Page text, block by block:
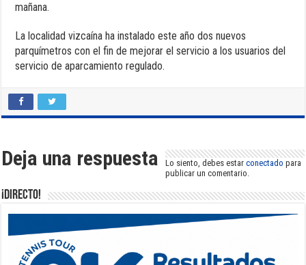
mañana.
La localidad vizcaína ha instalado este año dos nuevos
parquímetros con el fin de mejorar el servicio a los usuarios del
servicio de aparcamiento regulado.
Deja una respuesta Lo siento, debes estarconectado para
publicar un comentario.
¡DIRECTO!